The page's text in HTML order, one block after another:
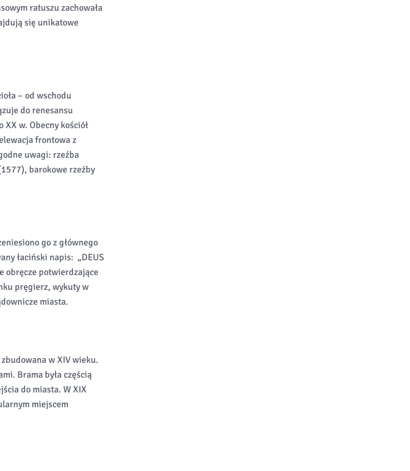
ratuszu zachowała
się unikatowe
– od wschodu
do renesansu
w. Obecny kościół
frontowa z
uwagi: rzeźba
barokowe rzeźby
go z głównego
łaciński napis: „DEUS
obręcze potwierdzające
pręgierz, wykuty w
miasta.
w XIV wieku.
Brama była częścią
do miasta. W XIX
miejscem